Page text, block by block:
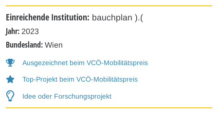
Einreichende Institution: bauchplan ).(
Jahr: 2023
Bundesland: Wien
Ausgezeichnet beim VCÖ-Mobilitätspreis
Top-Projekt beim VCÖ-Mobilitätspreis
Idee oder Forschungsprojekt